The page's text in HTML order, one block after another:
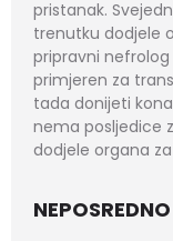
pristanak.
trenutku dodjele
pripravni
primjeren za
tada donijeti
nema posljedice
dodjele organa